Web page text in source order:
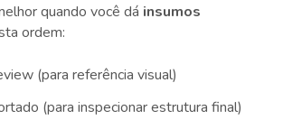
quando você dá insumos
ordem:
(para referência visual)
(para inspecionar estrutura final)